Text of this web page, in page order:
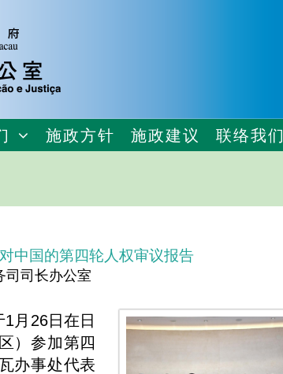
施政方针 施政建议 联络我们
中国的第四轮人权审议报告
司司长办公室
月26日在日
）参加第四
办事处代表